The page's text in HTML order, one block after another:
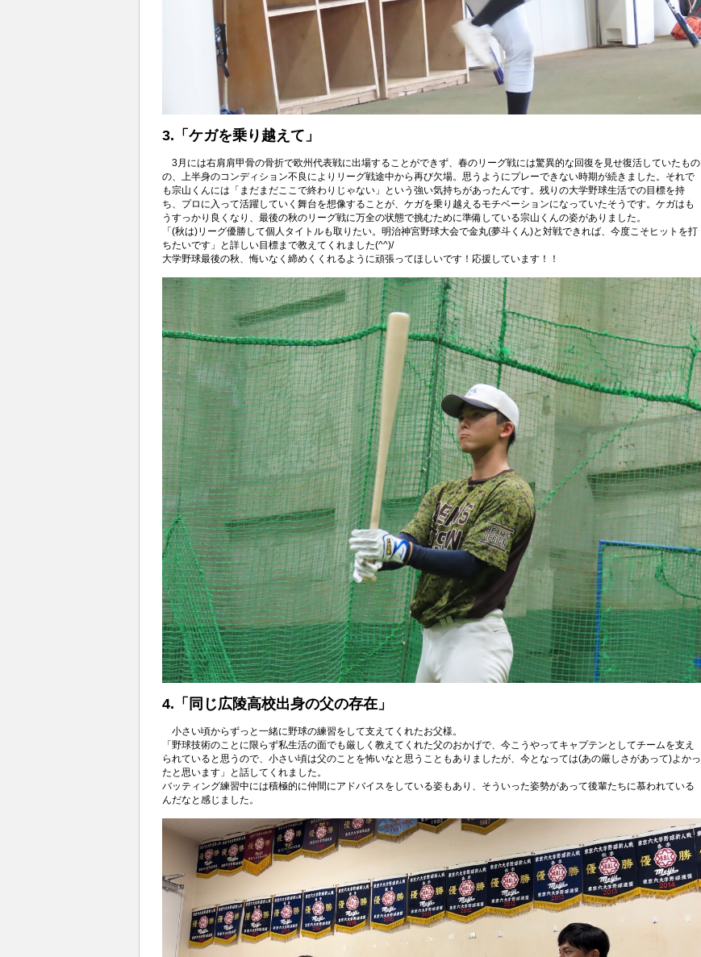
3.「ケガを乗り越えて」
3月には右肩肩甲骨の骨折で欧州代表戦に出場することができず、春のリーグ戦には驚異的な回復を見せ復活していたもの
の、上半身のコンディション不良によりリーグ戦途中から再び欠場。思うようにプレーできない時期が続きました。それで
も宗山くんには「まだまだここで終わりじゃない」という強い気持ちがあったんです。残りの大学野球生活での目標を持
ち、プロに入って活躍していく舞台を想像することが、ケガを乗り越えるモチベーションになっていたそうです。ケガはも
うすっかり良くなり、最後の秋のリーグ戦に万全の状態で挑むために準備している宗山くんの姿がありました。
「(秋は)リーグ優勝して個人タイトルも取りたい。明治神宮野球大会で金丸(夢斗くん)と対戦できれば、今度こそヒットを打
ちたいです」と詳しい目標まで教えてくれました(^^)/
大学野球最後の秋、悔いなく締めくくれるように頑張ってほしいです！応援しています！！
4.「同じ広陵高校出身の父の存在」
小さい頃からずっと一緒に野球の練習をして支えてくれたお父様。
「野球技術のことに限らず私生活の面でも厳しく教えてくれた父のおかげで、今こうやってキャプテンとしてチームを支え
られていると思うので、小さい頃は父のことを怖いなと思うこともありましたが、今となっては(あの厳しさがあって)よかっ
たと思います」と話してくれました。
バッティング練習中には積極的に仲間にアドバイスをしている姿もあり、そういった姿勢があって後輩たちに慕われている
んだなと感じました。